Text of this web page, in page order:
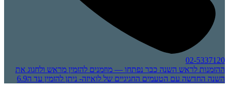
02-5337120
ההזמנות לראש השנה כבר נפתחו — מוזמנים להזמין מראש ולחגוג את
השנה החדשה עם הטעמים החגיגיים של לואיזה- ניתן להזמין עד ה6.9